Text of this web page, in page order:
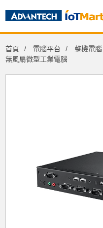
首頁 電腦平台 整機電腦
無風扇微型工業電腦
Base System
1U Thin